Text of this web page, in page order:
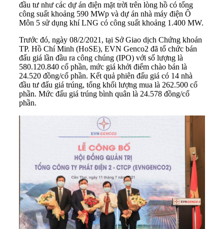
đầu tư như các dự án điện mặt trời trên lòng hồ có tổng
công suất khoảng 590 MWp và dự án nhà máy điện Ô
Môn 5 sử dụng khí LNG có công suất khoảng 1.400 MW.
Trước đó, ngày 08/2/2021, tại Sở Giao dịch Chứng khoán
TP. Hồ Chí Minh (HoSE), EVN Genco2 đã tổ chức bán
đấu giá lần đầu ra công chúng (IPO) với số lượng là
580.120.840 cổ phần, mức giá khởi điểm chào bán là
24.520 đồng/cổ phần. Kết quả phiên đấu giá có 14 nhà
đầu tư đấu giá trúng, tổng khối lượng mua là 262.500 cổ
phần. Mức đấu giá trúng bình quân là 24.578 đồng/cổ
phần.